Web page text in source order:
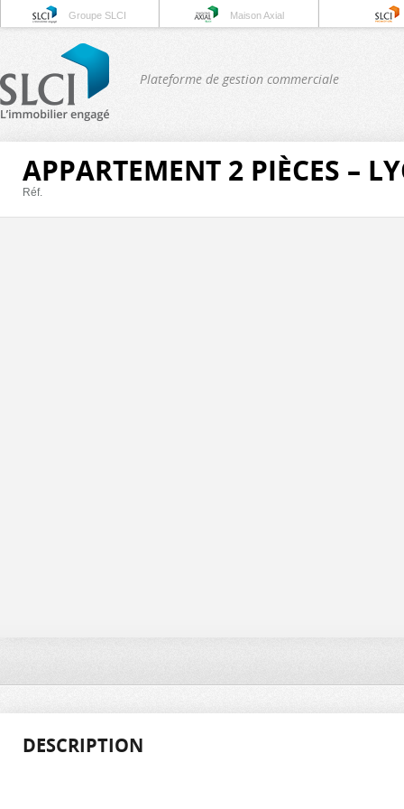
Groupe SLCI Maison Axial
Plateforme de gestion commerciale
APPARTEMENT 2 PIÈCES –
Réf.
DESCRIPTION